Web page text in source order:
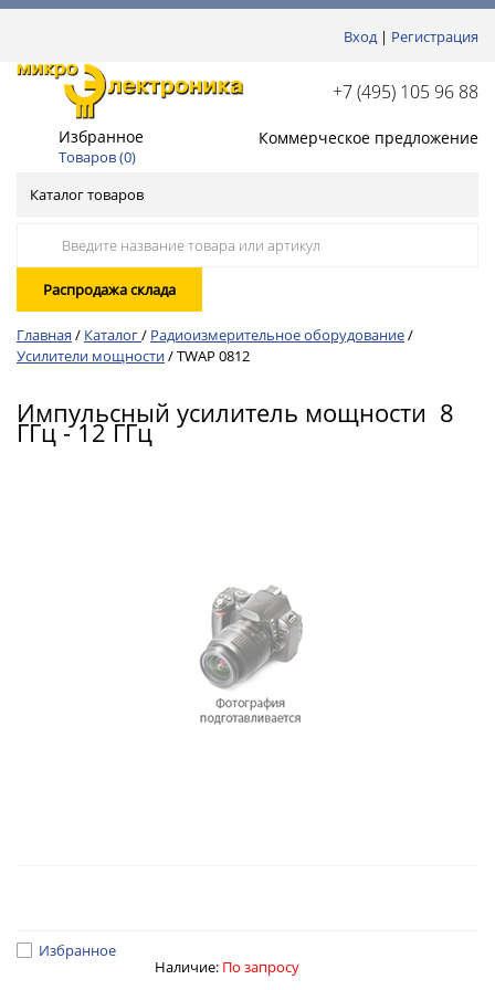
Вход| Регистрация
+7 (495) 105 96 88
Избранное
Товаров (0)
Коммерческое предложение
Каталог товаров
Распродажа склада
Главная / Каталог/ Радиоизмерительное оборудование/
Усилители мощности/TWAP 0812
Импульсный усилитель мощности 8
ГГц - 12 ГГц
Избранное
Наличие: По запросу